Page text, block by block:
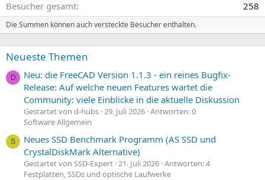
Besucher gesamt
258
Die Summen können auch versteckte Besucher enthalten.
Neueste Themen
D
Neu: die FreeCAD Version 1.1.3 - ein reines Bugfix-
Release: Auf welche neuen Features wartet die
Community: viele Einblicke in die aktuelle Diskussion
Gestartet von d-hubs 29. Juli 2026 Antworten: 0
Software Allgemein
S
Neues SSD Benchmark Programm (AS SSD und
CrystalDiskMark Alternative)
Gestartet von SSD-Expert 21. Juli 2026 Antworten: 4
Festplatten, SSDs und optische Laufwerke